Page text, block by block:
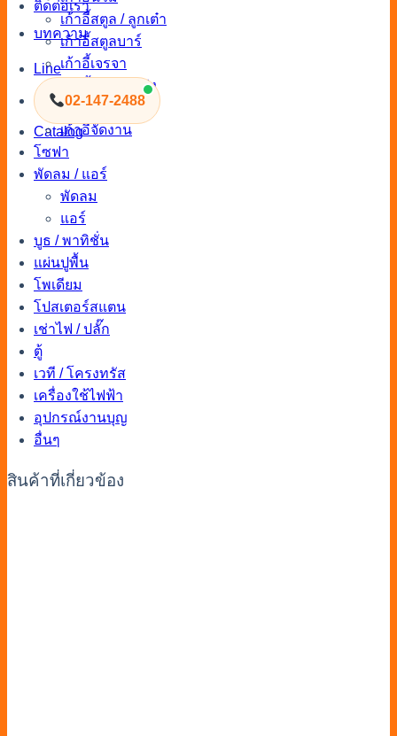
ติดต่อเรา
บทความ
Line
02-147-2488
Catalog
เก้าอี้สตูล / ลูกเต๋า
เก้าอี้สตูลบาร์
เก้าอี้เจรจา
เก้าอี้จัดงานแต่ง
เก้าอี้เอาท์ดอร์
เก้าอี้จัดงาน
โซฟา
พัดลม / แอร์
พัดลม
แอร์
บูธ / พาทิชั่น
แผ่นปูพื้น
โพเดียม
โปสเตอร์สแตน
เช่าไฟ / ปลั๊ก
ตู้
เวที / โครงทรัส
เครื่องใช้ไฟฟ้า
อุปกรณ์งานบุญ
อื่นๆ
สินค้าที่เกี่ยวข้อง